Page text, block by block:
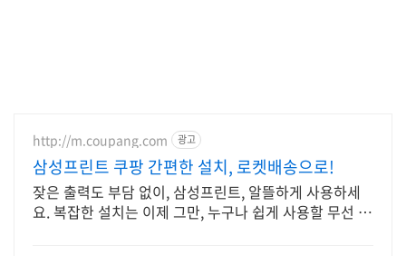
http://m.coupang.com 광고
삼성프린트 쿠팡 간편한 설치, 로켓배송으로!
잦은 출력도 부담 없이, 삼성프린트, 알뜰하게 사용하세
요. 복잡한 설치는 이제 그만, 누구나 쉽게 사용할 무선 복